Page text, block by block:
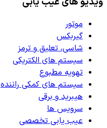
موتور
گیربکس
شاسی، تعلیق و ترمز
سیستم های الکتریکی
تهویه مطبوع
سیستم های کمکی راننده
هیبرید و برقی
سرویس ها
عیب یابی تخصصی